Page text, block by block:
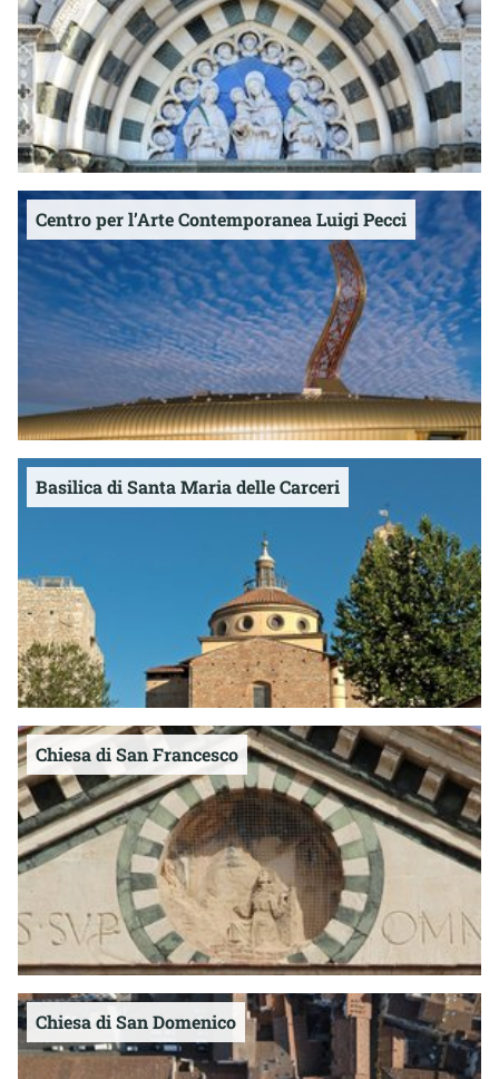
Centro per l’Arte Contemporanea Luigi Pecci
Basilica di Santa Maria delle Carceri
Chiesa di San Francesco
Chiesa di San Domenico